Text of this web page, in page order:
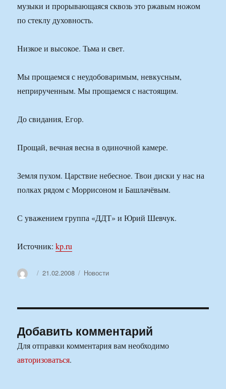
музыки и прорывающаяся сквозь это ржавым ножом
по стеклу духовность.
Низкое и высокое. Тьма и свет.
Мы прощаемся с неудобоваримым, невкусным,
неприрученным. Мы прощаемся с настоящим.
До свидания, Егор.
Прощай, вечная весна в одиночной камере.
Земля пухом. Царствие небесное. Твои диски у нас на
полках рядом с Моррисоном и Башлачёвым.
С уважением группа «ДДТ» и Юрий Шевчук.
Источник:kp.ru
АвторОпубликовано
21.02.2008 Рубрики
Новости
Добавить комментарий
Для отправки комментария вам необходимо
авторизоваться.